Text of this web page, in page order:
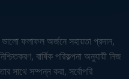
ভালো ফলাফল অর্জনে সহায়তা প্রদান,
বার্ষিক পরিকল্পনা অনুযায়ী নিজ
সাথে সম্পন্ন করা, সর্বোপরি